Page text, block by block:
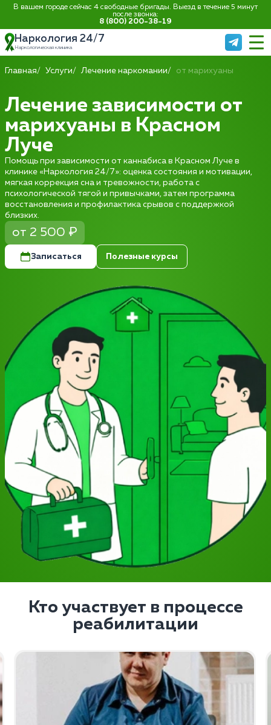
В вашем городе сейчас 4 свободные бригады. Выезд в течение 5 минут
после звонка:
8 (800) 200-38-19
Наркология 24/7
Наркологическая клиника
Главная Услуги Лечение наркомании от марихуаны
Лечение зависимости от
марихуаны в Красном
Луче
Помощь при зависимости от каннабиса в Красном Луче в
клинике «Наркология 24/7»: оценка состояния и мотивации,
мягкая коррекция сна и тревожности, работа с
психологической тягой и привычками, затем программа
восстановления и профилактика срывов с поддержкой
близких.
от 2 500 ₽
Записаться Полезные курсы
Кто участвует в процессе
реабилитации